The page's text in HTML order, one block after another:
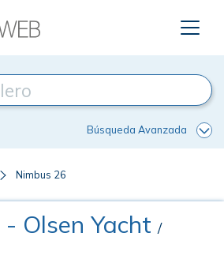
Búsqueda Avanzada
Nimbus 26
- Olsen Yacht /